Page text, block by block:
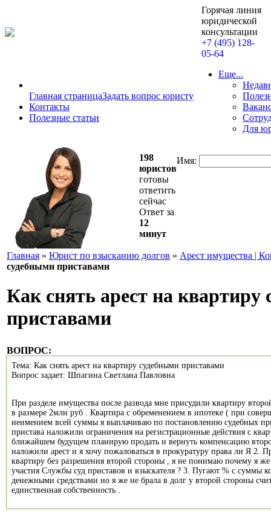
Горячая линия
юридической
консультации
+7 (495) 128-
05-64
Главная страницаЗадать вопрос юристу
Контакты
Полезные статьи
Еще...
Для
198
юристов
готовы
ответить
сейчас
Ответ за
12
минут
Имя:
Главная » Юрист по взысканию долгов » Арест имущества |
судебными приставами
Как снять арест на квартиру
приставами
ВОПРОС:
Тема: Как снять арест на квартиру судебными приставами
Вопрос задает: Шпагина Светлана Павловна
При разделе имущества после развода мне присудили квартиру
в размере 2млн руб . Квартира с обременением в ипотеке ( при
неимением всей суммы я выплачиваю по постановлению судебных
пристава наложили ограничения на регистрационные действия с
ближайшем будущем планирую продать и вернуть компенсацию
наложили арест и я хочу пожаловаться в прокуратуру права ли Я 2.
квартиру без разрешения второй стороны , я не понимаю почему я
участия Службы суд приставов и взыскателя ? 3. Пугают % с суммы
денежными средствами но я же не брала в долг у второй стороны
единственная собственность .